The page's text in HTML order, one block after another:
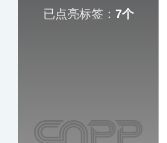
已点亮标签： 7个